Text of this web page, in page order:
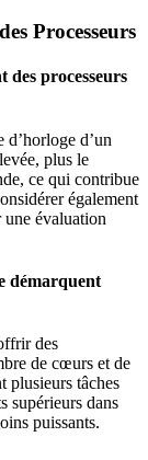
Processeurs
des processeurs
d’un
plus le
ce qui contribue
également
évaluation
démarquent
des
de cœurs et de
plusieurs tâches
supérieurs dans
puissants.